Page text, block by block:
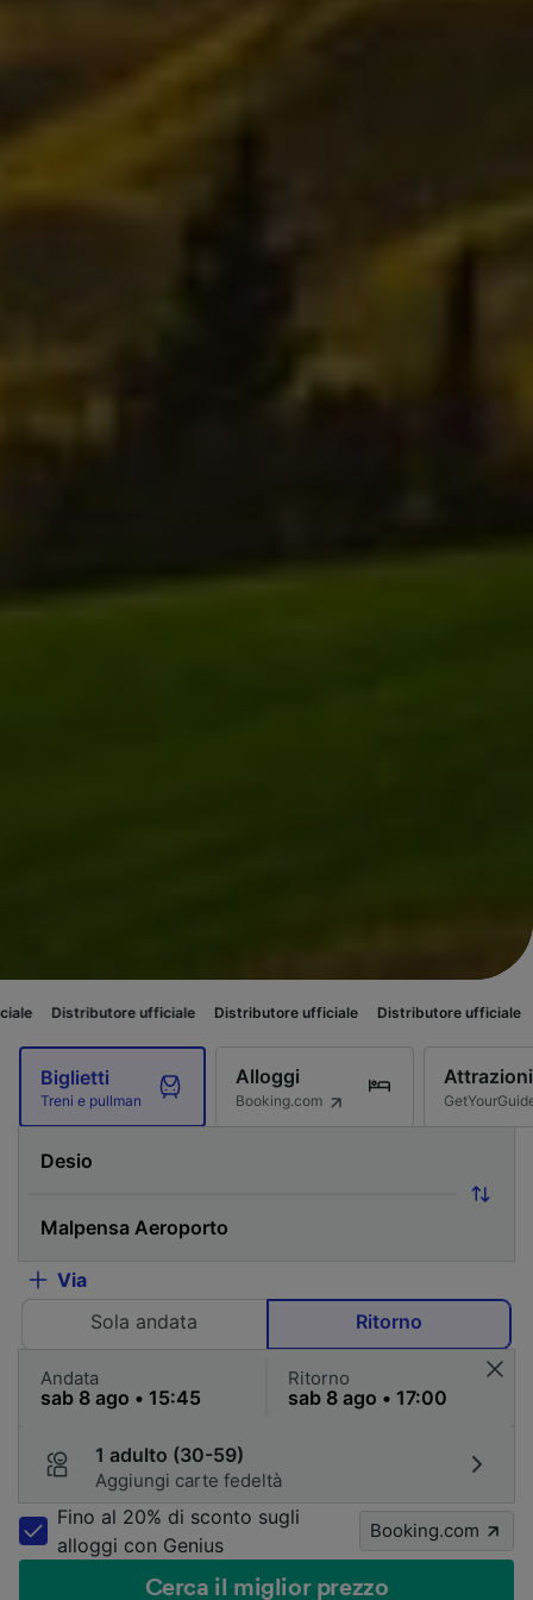
ufficiale Distributore ufficiale Distributore ufficiale
Biglietti
Treni e pullman
Alloggi
Booking.com
Attrazioni
Via
Sola andata
Ritorno
Andata Ritorno
1 adulto (30-59)
Aggiungi carte fedeltà
Fino al 20% di sconto sugli
alloggi con Genius
Booking.com
Cerca il miglior prezzo